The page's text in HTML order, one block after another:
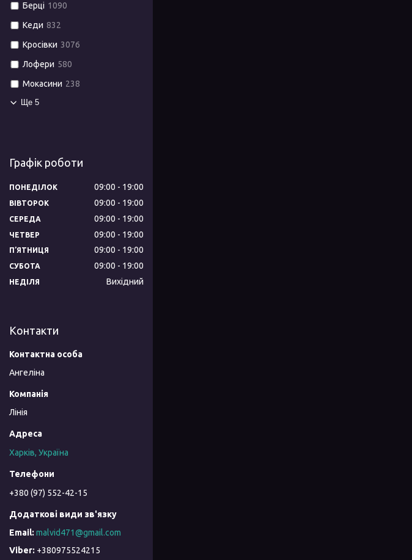
Берці 1090
Кеди 832
Кросівки 3076
Лофери 580
Мокасини 238
Ще 5
Графік роботи
ПОНЕДІЛОК 09:00 19:00
ВІВТОРОК 09:00 19:00
СЕРЕДА 09:00 19:00
ЧЕТВЕР 09:00 19:00
ПʼЯТНИЦЯ 09:00 19:00
СУБОТА 09:00 19:00
НЕДІЛЯ Вихідний
Контакти
Ангеліна
Лінія
Харків, Україна
+380 (97) 552-42-15
malvid471@gmail.com
+380975524215